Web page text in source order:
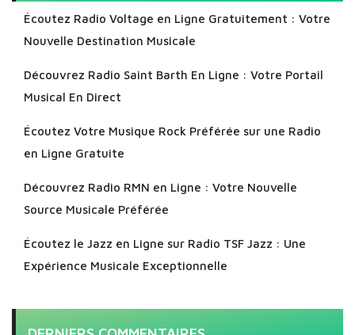
Écoutez Radio Voltage en Ligne Gratuitement : Votre
Nouvelle Destination Musicale
Découvrez Radio Saint Barth En Ligne : Votre Portail
Musical En Direct
Écoutez Votre Musique Rock Préférée sur une Radio
en Ligne Gratuite
Découvrez Radio RMN en Ligne : Votre Nouvelle
Source Musicale Préférée
Écoutez le Jazz en Ligne sur Radio TSF Jazz : Une
Expérience Musicale Exceptionnelle